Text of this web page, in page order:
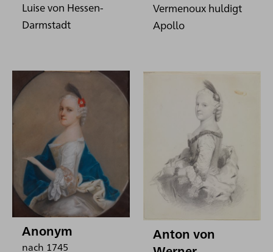
Luise von Hessen-
Darmstadt
Vermenoux huldigt
Apollo
Anonym
nach 1745
Anton von